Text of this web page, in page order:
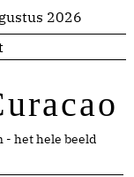
2026
- het hele beeld